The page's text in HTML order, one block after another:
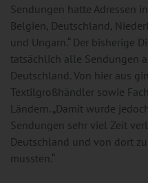
Sendungen hatte Adressen
Belgien, Deutschland,
und Ungarn.“ Der bisherige
tatsächlich alle Sendungen
Deutschland. Von hier aus
Textilgroßhändler sowie
Ländern. „Damit wurde
Sendungen sehr viel Zeit
Deutschland und von dort
mussten.“